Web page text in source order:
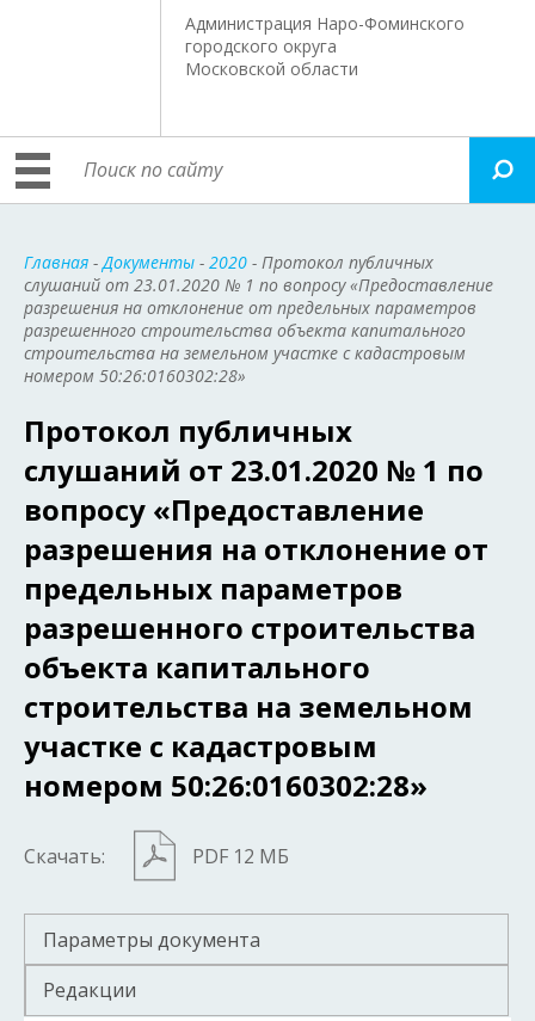
Администрация Наро-Фоминского
городского округа
Московской области
Главная -Документы - 2020 - Протокол публичных
слушаний от 23.01.2020 № 1 по вопросу «Предоставление
разрешения на отклонение от предельных параметров
разрешенного строительства объекта капитального
строительства на земельном участке с кадастровым
номером 50:26:0160302:28»
Протокол публичных
слушаний от 23.01.2020 № 1 по
вопросу «Предоставление
разрешения на отклонение от
предельных параметров
разрешенного строительства
объекта капитального
строительства на земельном
участке с кадастровым
номером 50:26:0160302:28»
Скачать: PDF 12 МБ
Параметры документа
Редакции